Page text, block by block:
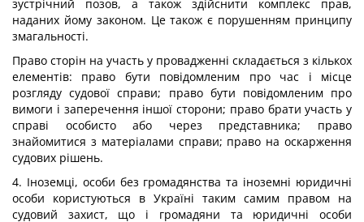
зустрічний позов, а також здійснити комплекс прав,
наданих йому законом. Це також є порушенням принципу
змагальності.
Право сторін на участь у провадженні складається з кількох
елементів: право бути повідомленим про час і місце
розгляду судової справи; право бути повідомленим про
вимоги і заперечення іншої сторони; право брати участь у
справі особисто або через представника; право
знайомитися з матеріалами справи; право на оскарження
судових рішень.
4. Іноземці, особи без громадянства та іноземні юридичні
особи користуються в Україні таким самим правом на
судовий захист, що і громадяни та юридичні особи